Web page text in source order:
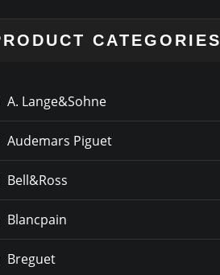
CATEGORIES
A. Lange&Sohne
Audemars Piguet
Bell&Ross
Blancpain
Breguet